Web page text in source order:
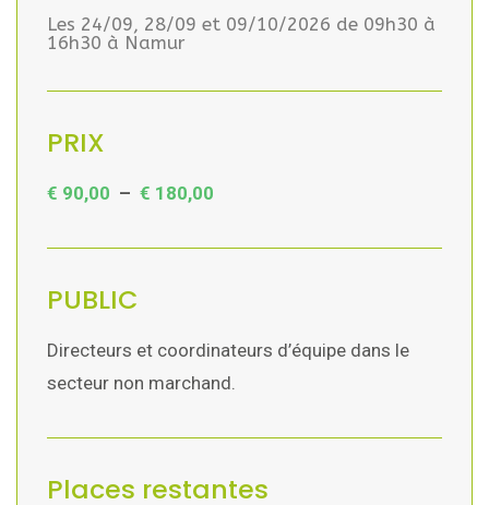
Les 24/09, 28/09 et 09/10/2026 de 09h30 à
16h30 à Namur
PRIX
€ 90,00 – € 180,00
PUBLIC
Directeurs et coordinateurs d’équipe dans le
secteur non marchand.
Places restantes